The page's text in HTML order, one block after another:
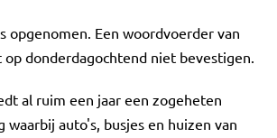
opgenomen. Een woordvoerder van
donderdagochtend niet bevestigen.
al ruim een jaar een zogeheten
waarbij auto's, busjes en huizen van